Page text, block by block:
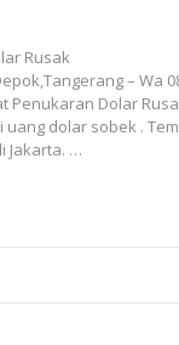
Rusak
– Wa
Penukaran Dolar
uang dolar sobek .
Jakarta. …